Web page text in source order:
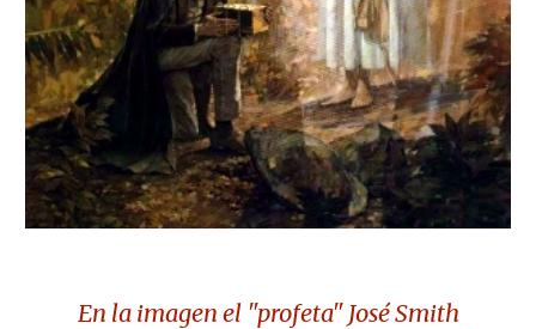
En la imagen el "profeta" José Smith